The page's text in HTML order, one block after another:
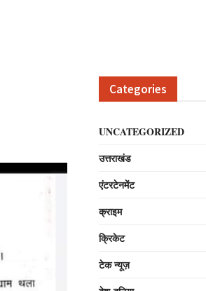
Categories
UNCATEGORIZED
उत्तराखंड
एंटरटेनमेंट
क्राइम
क्रिकेट
टेक न्यूज़